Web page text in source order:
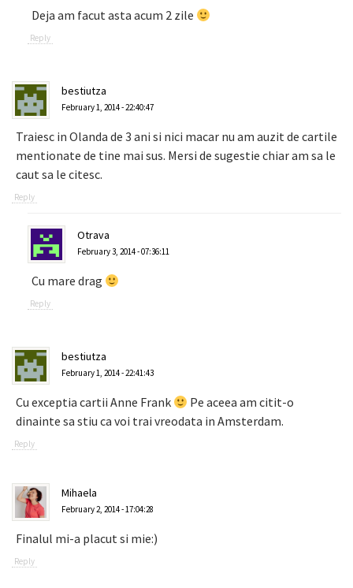
Deja am facut asta acum 2 zile
Reply
bestiutza
February 1, 2014 - 22:40:47
Traiesc in Olanda de 3 ani si nici macar nu am auzit de cartile
mentionate de tine mai sus. Mersi de sugestie chiar am sa le
caut sa le citesc.
Reply
Otrava
February 3, 2014 - 07:36:11
Cu mare drag
Reply
bestiutza
February 1, 2014 - 22:41:43
Cu exceptia cartii Anne Frank
Pe aceea am citit-o
dinainte sa stiu ca voi trai vreodata in Amsterdam.
Reply
Mihaela
February 2, 2014 - 17:04:28
Finalul mi-a placut si mie:)
Reply